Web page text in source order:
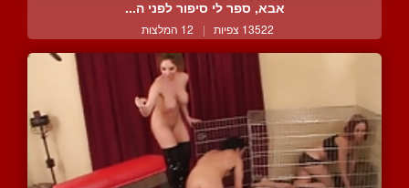
אבא, ספר לי סיפור לפני ה...
13522 צפיות | 12 המלצות